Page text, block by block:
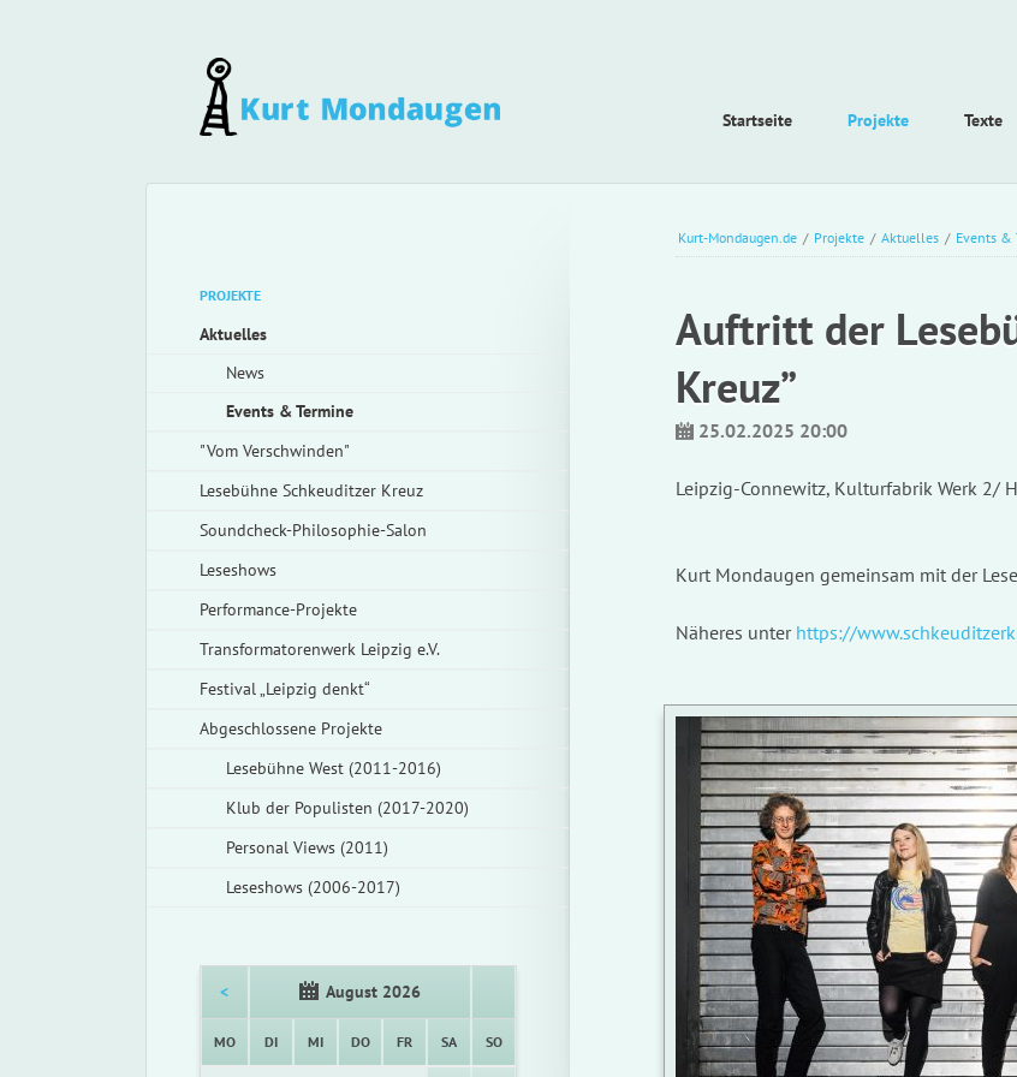
NavigationStartseite Projekte Texte
überspringen
Kurt-Mondaugen.de / Projekte / Aktuelles / Events &
Auftritt der
Kreuz”
25.02.2025 20:00
Leipzig-Connewitz, Kulturfabrik Werk 2/
Kurt Mondaugen gemeinsam mit der
Näheres unter https://
Navigation
PROJEKTE
Aktuelles
News
Events & Termine
"Vom Verschwinden"
Lesebühne Schkeuditzer Kreuz
Soundcheck-Philosophie-Salon
Leseshows
Performance-Projekte
Transformatorenwerk Leipzig e.V.
Festival „Leipzig denkt“
Abgeschlossene Projekte
Lesebühne West (2011-2016)
Klub der Populisten (2017-2020)
Personal Views (2011)
Leseshows (2006-2017)
< August 2026
MONTAGDIENSTAG
MITTWOCH
DONNERSTAG
FREITAGSAMSTAG
SONNTAG